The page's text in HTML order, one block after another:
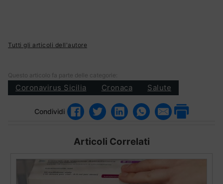
Tutti gli articoli dell'autore
Questo articolo fa parte delle categorie:
Coronavirus Sicilia Cronaca Salute
Condividi
Articoli Correlati